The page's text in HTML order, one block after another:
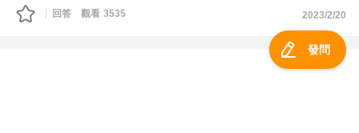
小工具或是影片分享的 ! 感謝 !
回答 觀看 3536 2023/2/20
發問